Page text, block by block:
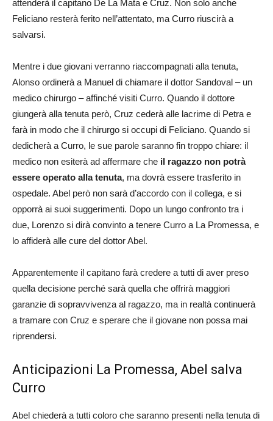
attenderà il capitano De La Mata e Cruz. Non solo anche
Feliciano resterà ferito nell’attentato, ma Curro riuscirà a
salvarsi.
Mentre i due giovani verranno riaccompagnati alla tenuta,
Alonso ordinerà a Manuel di chiamare il dottor Sandoval – un
medico chirurgo – affinché visiti Curro. Quando il dottore
giungerà alla tenuta però, Cruz cederà alle lacrime di Petra e
farà in modo che il chirurgo si occupi di Feliciano. Quando si
dedicherà a Curro, le sue parole saranno fin troppo chiare: il
medico non esiterà ad affermare che il ragazzo non potrà
essere operato alla tenuta, ma dovrà essere trasferito in
ospedale. Abel però non sarà d’accordo con il collega, e si
opporrà ai suoi suggerimenti. Dopo un lungo confronto tra i
due, Lorenzo si dirà convinto a tenere Curro a La Promessa, e
lo affiderà alle cure del dottor Abel.
Apparentemente il capitano farà credere a tutti di aver preso
quella decisione perché sarà quella che offrirà maggiori
garanzie di sopravvivenza al ragazzo, ma in realtà continuerà
a tramare con Cruz e sperare che il giovane non possa mai
riprendersi.
Anticipazioni La Promessa, Abel salva
Curro
Abel chiederà a tutti coloro che saranno presenti nella tenuta di